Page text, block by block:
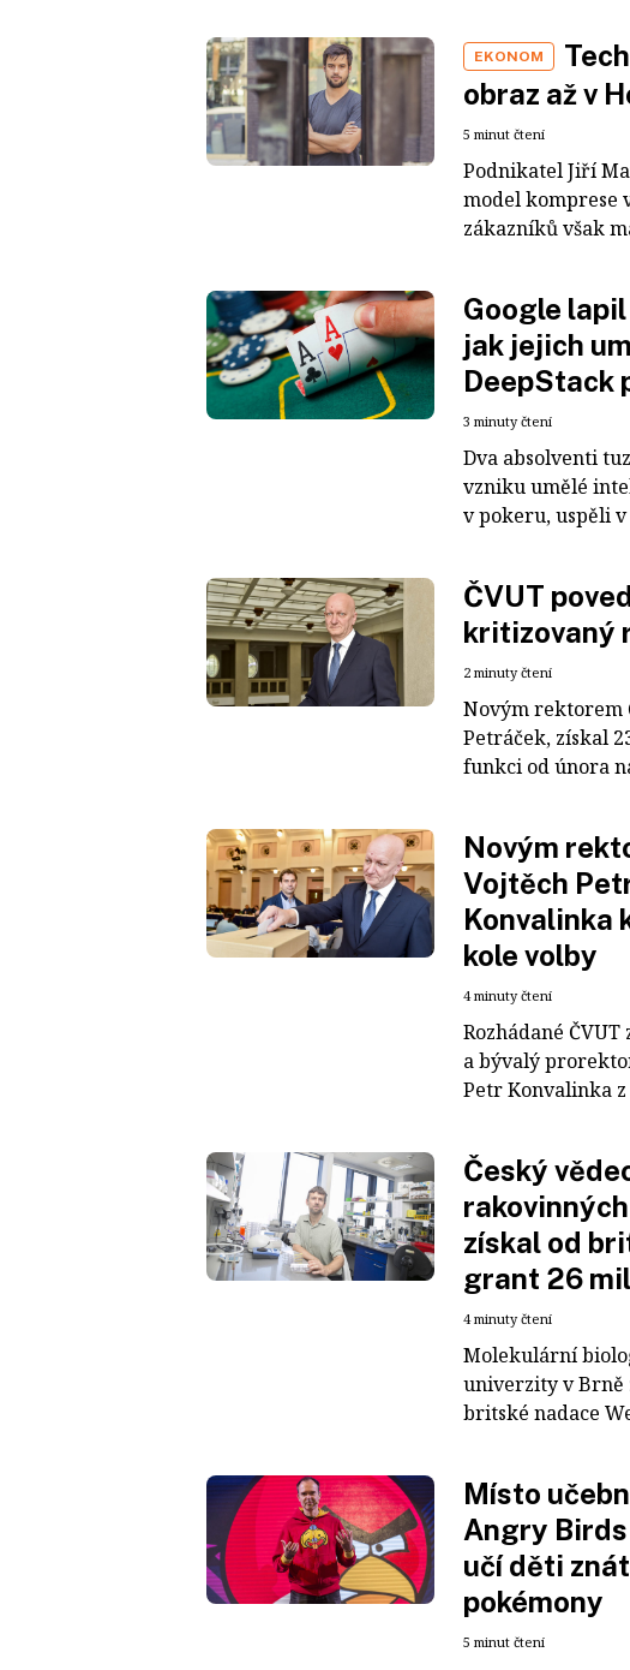
EKONOM
obraz až v
5 minut čtení
Podnikatel Jiří
model komprese
zákazníků však
Google lapil
jak jejich
DeepStack
3 minuty čtení
Dva absolventi
vzniku umělé
v pokeru, uspěli v
ČVUT
kritizovaný
2 minuty čtení
Novým rektorem
Petráček, získal
funkci od února
Novým
Vojtěch
Konvalinka
kole volby
4 minuty čtení
Rozhádané
a bývalý
Petr Konvalinka
Český
získal od
grant 26
4 minuty čtení
Molekulární
univerzity v
britské nadace
Místo
Angry
učí děti
pokémony
5 minut čtení